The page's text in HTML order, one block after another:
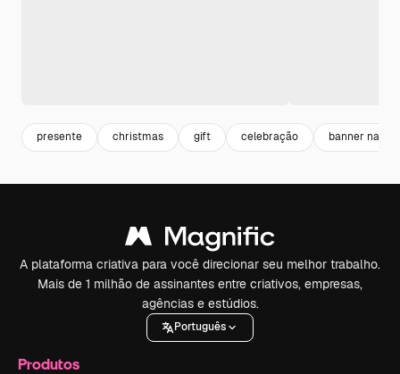
presente christmas gift celebração banner natal
A plataforma criativa para você direcionar seu melhor trabalho.
Mais de 1 milhão de assinantes entre criativos, empresas,
agências e estúdios.
Português
Produtos